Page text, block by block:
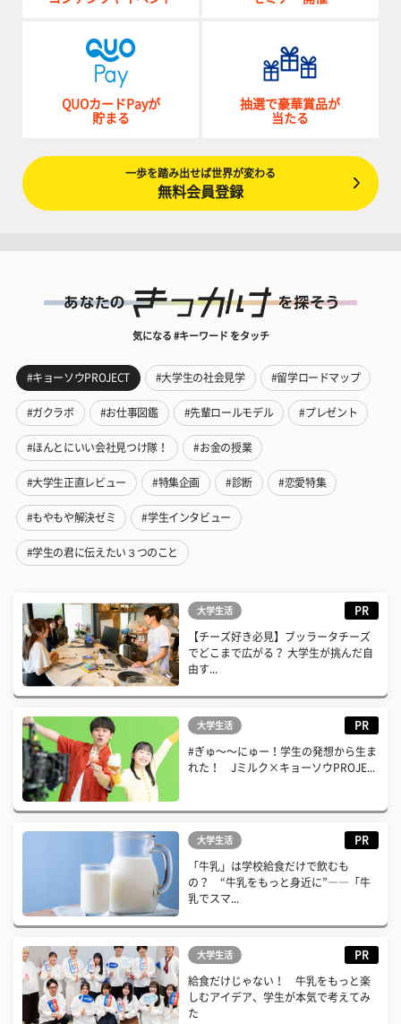
QUOカードPayが
貯まる
抽選で豪華賞品が
当たる
一歩を踏み出せば世界が変わる
無料会員登録
気になる #キーワード をタッチ
#キョーソウPROJECT #大学生の社会見学 #留学ロードマップ
#ガクラボ #お仕事図鑑 #先輩ロールモデル #プレゼント
#ほんとにいい会社見つけ隊！ #お金の授業
#大学生正直レビュー #特集企画 #診断 #恋愛特集
#もやもや解決ゼミ #学生インタビュー
#学生の君に伝えたい３つのこと
大学生活 PR
【チーズ好き必見】ブッラータチーズ
でどこまで広がる？ 大学生が挑んだ自
由す...
大学生活 PR
#ぎゅ〜〜にゅー！学生の発想から生ま
れた！ Jミルク×キョーソウPROJE...
大学生活 PR
「牛乳」は学校給食だけで飲むも
の？ “牛乳をもっと身近に”――「牛
乳でスマ...
大学生活 PR
給食だけじゃない！ 牛乳をもっと楽
しむアイデア、学生が本気で考えてみ
た